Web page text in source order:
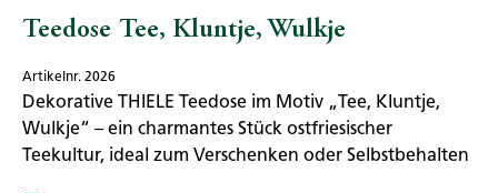
Teedose Tee, Kluntje, Wulkje
Artikelnr. 2026
Dekorative THIELE Teedose im Motiv „Tee, Kluntje,
Wulkje“ – ein charmantes Stück ostfriesischer
Teekultur, ideal zum Verschenken oder Selbstbehalten